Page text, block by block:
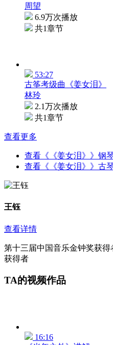
周望
6.9万次播放
共1章节
53:27
古筝考级曲《姜女泪》
林玲
2.1万次播放
共1章节
查看更多
查看《《姜女泪》》钢
查看《《姜女泪》》古
王钰
查看详情
第十三届中国音乐金钟奖获
获得者
TA的视频作品
16:16